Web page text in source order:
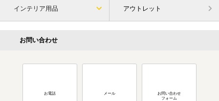
インテリア用品 アウトレット
お問い合わせ
お電話 メール
お問い合わせ
フォーム